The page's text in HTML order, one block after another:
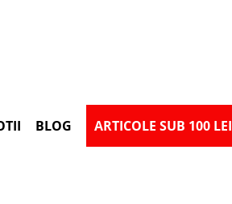
BLOG ARTICOLE SUB 100 LEI